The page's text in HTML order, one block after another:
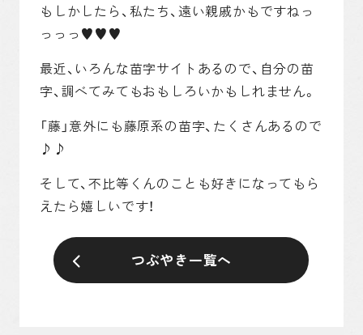
もしかしたら、私たち、遠い親戚かもですねっ
っっっ♥♥♥
最近、いろんな苗字サイトあるので、自分の苗
字、調べてみてもおもしろいかもしれません。
「藤」意外にも藤原系の苗字、たくさんあるので
♪♪
そして、不比等くんのことも好きになってもら
えたら嬉しいです！
つぶやき一覧へ